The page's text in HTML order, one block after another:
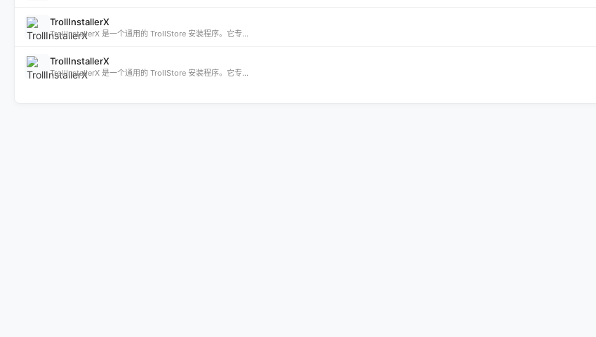
TrollInstallerX
TrollInstallerX 是一个通用的 TrollStore 安装程序。它专...
TrollInstallerX
TrollInstallerX 是一个通用的 TrollStore 安装程序。它专...